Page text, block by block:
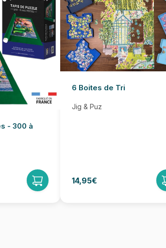
- 300 à
6 Boites de Tri
Jig & Puz
14,95€